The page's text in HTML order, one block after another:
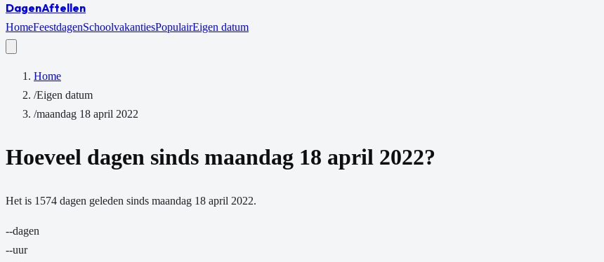
DagenAftellen
HomeFeestdagenSchoolvakantiesPopulairEigen datum
Home
/Eigen datum
/maandag 18 april 2022
Hoeveel dagen sinds maandag 18 april 2022?
Het is 1574 dagen geleden sinds maandag 18 april 2022.
--dagen
--uur